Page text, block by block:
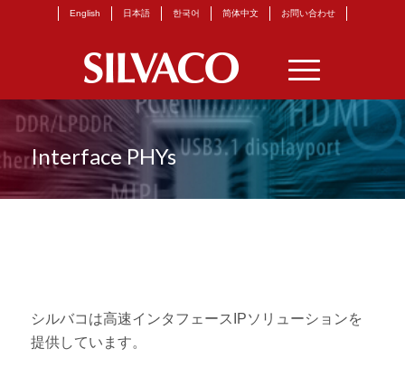
English 日本語 한국어 简体中文 お問い合わせ
Interface PHYs
シルバコは高速インタフェースIPソリューションを
提供しています。